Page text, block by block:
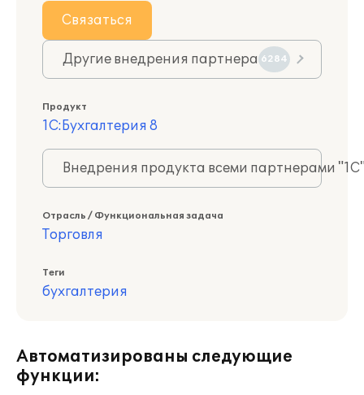
Связаться
Другие внедрения партнера 6284
Продукт
1С:Бухгалтерия 8
Внедрения продукта всеми партнерами
Отрасль / Функциональная задача
Торговля
Теги
бухгалтерия
Автоматизированы следующие
функции: